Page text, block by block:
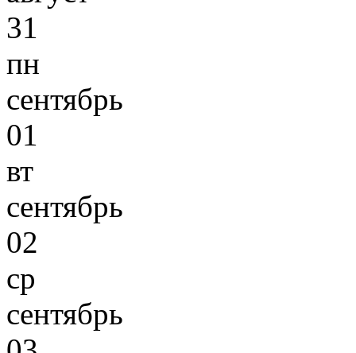
31
пн
сентябрь
01
вт
сентябрь
02
ср
сентябрь